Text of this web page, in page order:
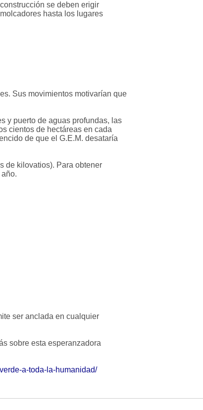
se deben erigir
hasta los lugares
Sus movimientos motivarían que
y puerto de aguas profundas, las
cientos de hectáreas en cada
de que el G.E.M. desataría
de kilovatios). Para obtener
ser anclada en cualquier
sobre esta esperanzadora
a-toda-la-humanidad/